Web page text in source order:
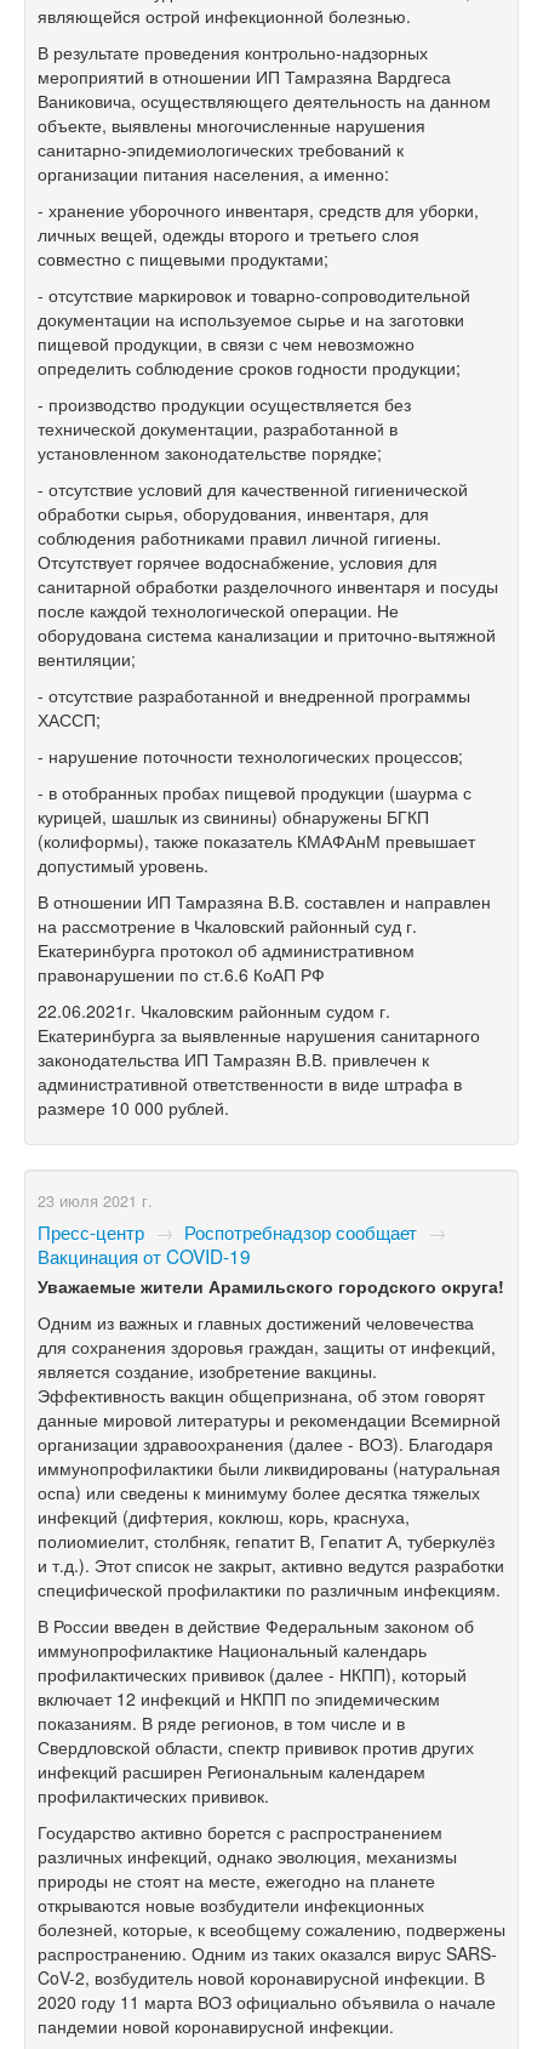
являющейся острой инфекционной болезнью.
В результате проведения контрольно-надзорных
мероприятий в отношении ИП Тамразяна Вардгеса
Ваниковича, осуществляющего деятельность на данном
объекте, выявлены многочисленные нарушения
санитарно-эпидемиологических требований к
организации питания населения, а именно:
- хранение уборочного инвентаря, средств для уборки,
личных вещей, одежды второго и третьего слоя
совместно с пищевыми продуктами;
- отсутствие маркировок и товарно-сопроводительной
документации на используемое сырье и на заготовки
пищевой продукции, в связи с чем невозможно
определить соблюдение сроков годности продукции;
- производство продукции осуществляется без
технической документации, разработанной в
установленном законодательстве порядке;
- отсутствие условий для качественной гигиенической
обработки сырья, оборудования, инвентаря, для
соблюдения работниками правил личной гигиены.
Отсутствует горячее водоснабжение, условия для
санитарной обработки разделочного инвентаря и посуды
после каждой технологической операции. Не
оборудована система канализации и приточно-вытяжной
вентиляции;
- отсутствие разработанной и внедренной программы
ХАССП;
- нарушение поточности технологических процессов;
- в отобранных пробах пищевой продукции (шаурма с
курицей, шашлык из свинины) обнаружены БГКП
(колиформы), также показатель КМАФАнМ превышает
допустимый уровень.
В отношении ИП Тамразяна В.В. составлен и направлен
на рассмотрение в Чкаловский районный суд г.
Екатеринбурга протокол об административном
правонарушении по ст.6.6 КоАП РФ
22.06.2021г. Чкаловским районным судом г.
Екатеринбурга за выявленные нарушения санитарного
законодательства ИП Тамразян В.В. привлечен к
административной ответственности в виде штрафа в
размере 10 000 рублей.
23 июля 2021 г.
Пресс-центр → Роспотребнадзор сообщает →
Вакцинация от COVID-19
Уважаемые жители Арамильского городского округа!
Одним из важных и главных достижений человечества
для сохранения здоровья граждан, защиты от инфекций,
является создание, изобретение вакцины.
Эффективность вакцин общепризнана, об этом говорят
данные мировой литературы и рекомендации Всемирной
организации здравоохранения (далее - ВОЗ). Благодаря
иммунопрофилактики были ликвидированы (натуральная
оспа) или сведены к минимуму более десятка тяжелых
инфекций (дифтерия, коклюш, корь, краснуха,
полиомиелит, столбняк, гепатит В, Гепатит А, туберкулёз
и т.д.). Этот список не закрыт, активно ведутся разработки
специфической профилактики по различным инфекциям.
В России введен в действие Федеральным законом об
иммунопрофилактике Национальный календарь
профилактических прививок (далее - НКПП), который
включает 12 инфекций и НКПП по эпидемическим
показаниям. В ряде регионов, в том числе и в
Свердловской области, спектр прививок против других
инфекций расширен Региональным календарем
профилактических прививок.
Государство активно борется с распространением
различных инфекций, однако эволюция, механизмы
природы не стоят на месте, ежегодно на планете
открываются новые возбудители инфекционных
болезней, которые, к всеобщему сожалению, подвержены
распространению. Одним из таких оказался вирус SARS-
CoV-2, возбудитель новой коронавирусной инфекции. В
2020 году 11 марта ВОЗ официально объявила о начале
пандемии новой коронавирусной инфекции.